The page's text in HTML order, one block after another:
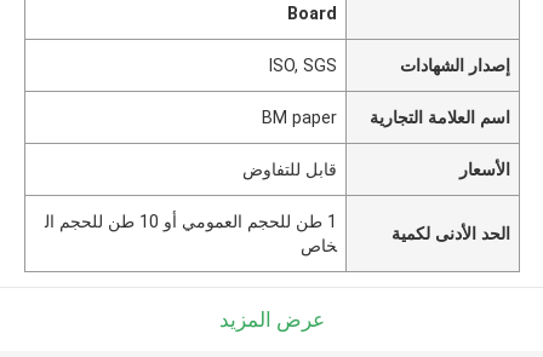
Board
إصدار الشهادات ISO, SGS
اسم العلامة التجارية BM paper
الأسعار قابل للتفاوض
الحد الأدنى لكمية
1 طن للحجم العمومي أو 10 طن للحجم ال
خاص
عرض المزيد